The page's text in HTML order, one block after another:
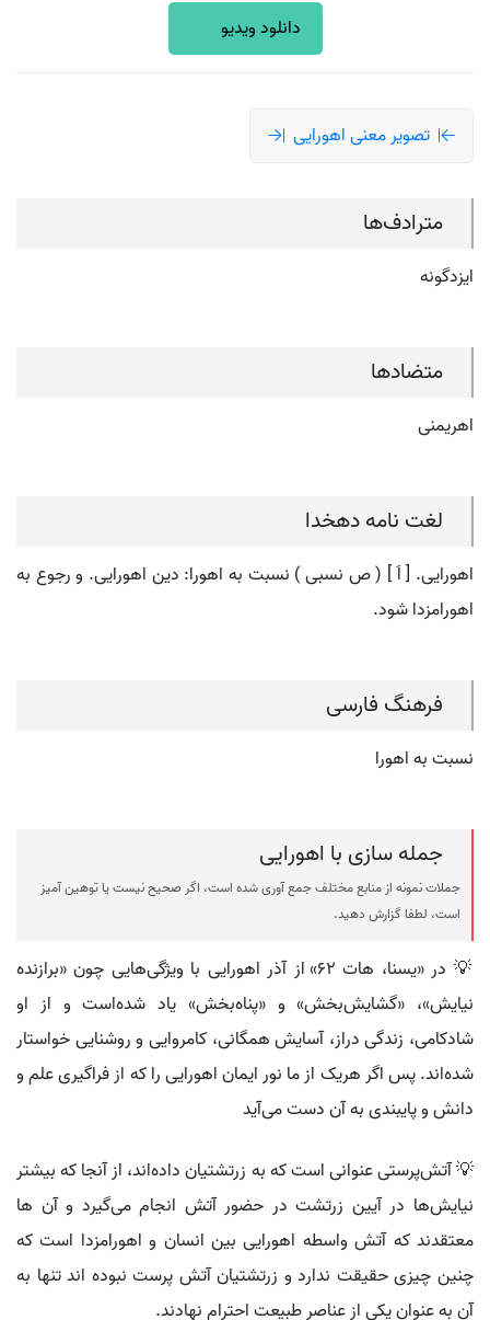
دانلود ویدیو
تصویر معنی اهورایی
مترادف‌ها
ایزدگونه
متضادها
اهریمنی
لغت نامه دهخدا
اهورایی. [ اَ ] ( ص نسبی ) نسبت به اهورا: دین اهورایی. و رجوع به
اهورامزدا شود.
فرهنگ فارسی
نسبت به اهورا
جمله سازی با اهورایی
جملات نمونه از منابع مختلف جمع آوری شده است، اگر صحیح نیست یا توهین آمیز
است، لطفا گزارش دهید.
💡 در «یسنا، هات ۶۲» از آذر اهورایی با ویژگی‌هایی چون «برازنده
نیایش»، «گشایش‌بخش» و «پناه‌بخش» یاد شده‌است و از او
شادکامی، زندگی دراز، آسایش همگانی، کامروایی و روشنایی خواستار
شده‌اند. پس اگر هریک از ما نور ایمان اهورایی را که از فراگیری علم و
دانش و پایبندی به آن دست می‌آید
💡 آتش‌پرستی عنوانی است که به زرتشتیان داده‌اند، از آنجا که بیشتر
نیایش‌ها در آیین زرتشت در حضور آتش انجام می‌گیرد و آن ها
معتقدند که آتش واسطه اهورایی بین انسان و اهورامزدا است که
چنین چیزی حقیقت ندارد و زرتشتیان آتش پرست نبوده اند تنها به
آن به عنوان یکی از عناصر طبیعت احترام نهادند.